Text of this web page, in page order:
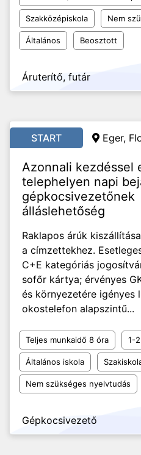
Szakközépiskola Nem
Általános Beosztott
Áruterítő, futár
START Eger,
Azonnali kezdéssel
telephelyen napi
gépkocsivezetőnek
álláslehetőség
Raklapos árúk
a címzettekhez.
C+E kategóriás
sofőr kártya; érvényes
és környezetére igényes
okostelefon alapszintű...
Teljes munkaidő 8 óra 1-
Általános iskola
Nem szükséges nyelvtudás
Gépkocsivezető